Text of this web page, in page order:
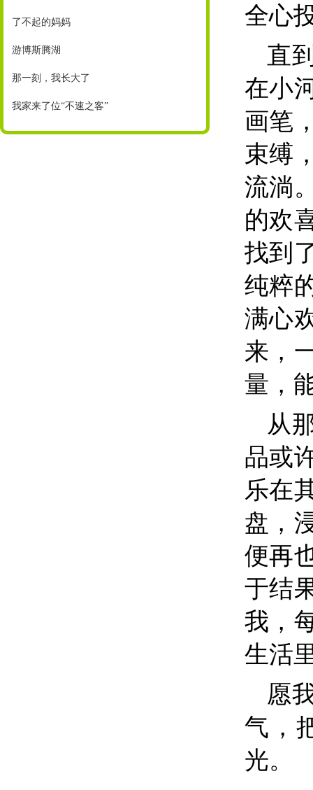
了不起的妈妈
游博斯腾湖
那一刻，我长大了
我家来了位“不速之客”
全心
直
在小
画笔
束缚
流淌
的欢
找到
纯粹
满心
来，
量，
从
品或
乐在
盘，
便再
于结
我，
生活
愿
气，
光。